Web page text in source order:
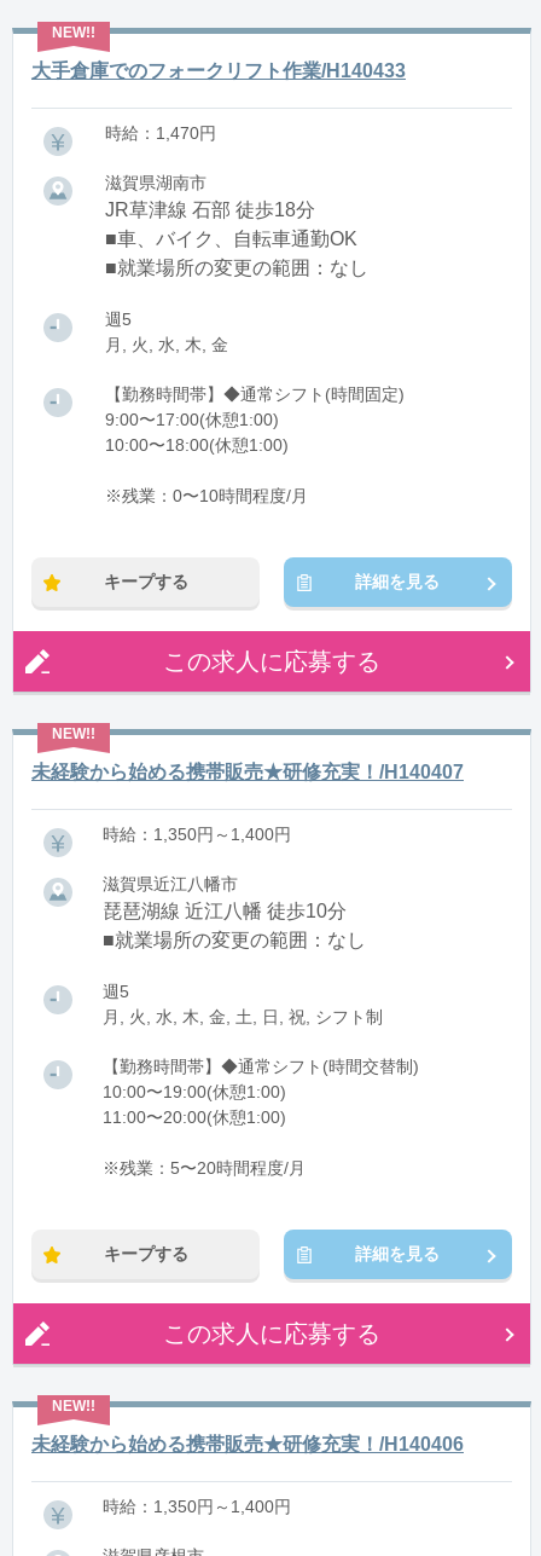
大手倉庫でのフォークリフト作業/H140433
時給：1,470円
滋賀県湖南市
JR草津線 石部 徒歩18分
■車、バイク、自転車通勤OK
■就業場所の変更の範囲：なし
週5
月, 火, 水, 木, 金
【勤務時間帯】◆通常シフト(時間固定)
9:00〜17:00(休憩1:00)
10:00〜18:00(休憩1:00)
※残業：0〜10時間程度/月
キープする 詳細を見る
この求人に応募する
未経験から始める携帯販売★研修充実！/H140407
時給：1,350円～1,400円
滋賀県近江八幡市
琵琶湖線 近江八幡 徒歩10分
■就業場所の変更の範囲：なし
週5
月, 火, 水, 木, 金, 土, 日, 祝, シフト制
【勤務時間帯】◆通常シフト(時間交替制)
10:00〜19:00(休憩1:00)
11:00〜20:00(休憩1:00)
※残業：5〜20時間程度/月
キープする 詳細を見る
この求人に応募する
未経験から始める携帯販売★研修充実！/H140406
時給：1,350円～1,400円